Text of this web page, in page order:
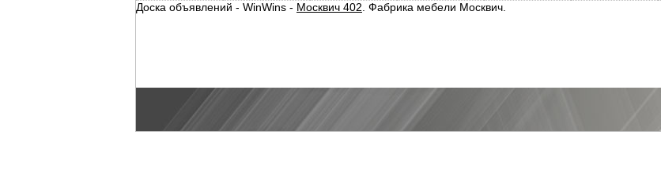
Доска объявлений - WinWins - Москвич 402 . Фабрика мебели Москвич.